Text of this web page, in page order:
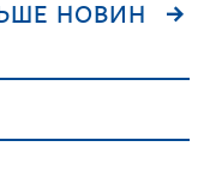
НОВИН